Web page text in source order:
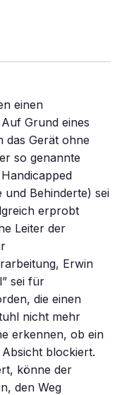
einen
Grund eines
das Gerät ohne
so genannte
Behinderte) sei
erprobt
Leiter der
Erwin
sei für
die einen
nicht mehr
erkennen, ob ein
blockiert.
könne der
den Weg